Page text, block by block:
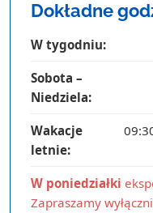
Dokładne
W tygodniu:
Sobota –
Niedziela:
Wakacje
letnie:
W poniedziałki
Zapraszamy